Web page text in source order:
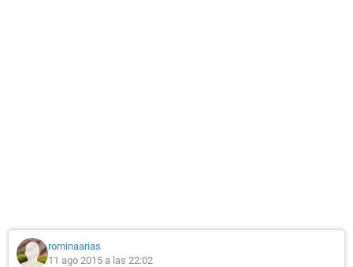
rominaarias
11 ago 2015 a las 22:02